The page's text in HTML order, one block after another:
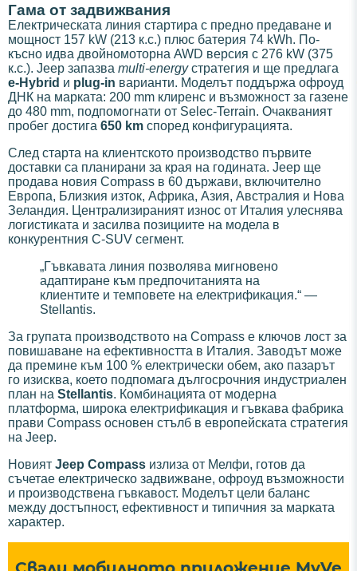
Гама от задвижвания
Електрическата линия стартира с предно предаване и
мощност 157 kW (213 к.с.) плюс батерия 74 kWh. По-
късно идва двойномоторна AWD версия с 276 kW (375
к.с.). Jeep запазва multi-energyстратегия и ще предлага
e-Hybrid и plug-in варианти. Моделът поддържа офроуд
ДНК на марката: 200 mm клиренс и възможност за газене
до 480 mm, подпомогнати от Selec-Terrain. Очакваният
пробег достига 650 km според конфигурацията.
След старта на клиентското производство първите
доставки са планирани за края на годината. Jeep ще
продава новия Compass в 60 държави, включително
Европа, Близкия изток, Африка, Азия, Австралия и Нова
Зеландия. Централизираният износ от Италия улеснява
логистиката и засилва позициите на модела в
конкурентния C-SUV сегмент.
„Гъвкавата линия позволява мигновено
адаптиране към предпочитанията на
клиентите и темповете на електрификация.“ —
Stellantis.
За групата производството на Compass е ключов лост за
повишаване на ефективността в Италия. Заводът може
да премине към 100 % електрически обем, ако пазарът
го изисква, което подпомага дългосрочния индустриален
план на Stellantis. Комбинацията от модерна
платформа, широка електрификация и гъвкава фабрика
прави Compass основен стълб в европейската стратегия
на Jeep.
Новият Jeep Compass излиза от Мелфи, готов да
съчетае електрическо задвижване, офроуд възможности
и производствена гъвкавост. Моделът цели баланс
между достъпност, ефективност и типичния за марката
характер.